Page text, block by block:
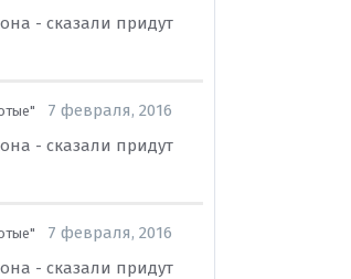
- сказали придут
7 февраля, 2016
- сказали придут
7 февраля, 2016
- сказали придут